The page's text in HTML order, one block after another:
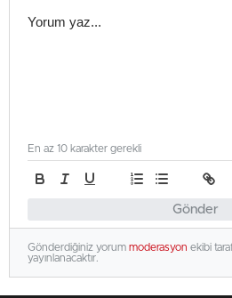
Gönder
En az 10 karakter gerekli
Gönderdiğiniz yorum moderasyon ekibi
yayınlanacaktır.